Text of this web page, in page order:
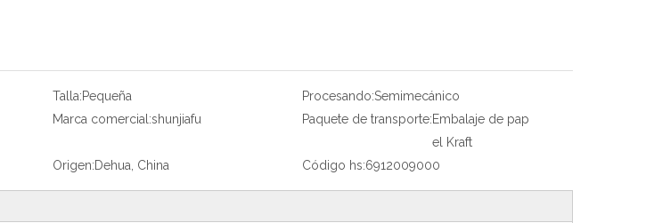
Talla:Pequeña Procesando:Semimecánico
Marca comercial:shunjiafu Paquete de transporte:Embalaje de pap
el Kraft
Origen:Dehua, China Código hs:6912009000